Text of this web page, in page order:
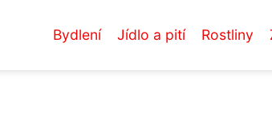
Bydlení Jídlo a pití Rostliny